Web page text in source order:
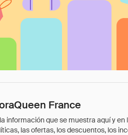
France
información que se muestra aquí y
las ofertas, los descuentos, los